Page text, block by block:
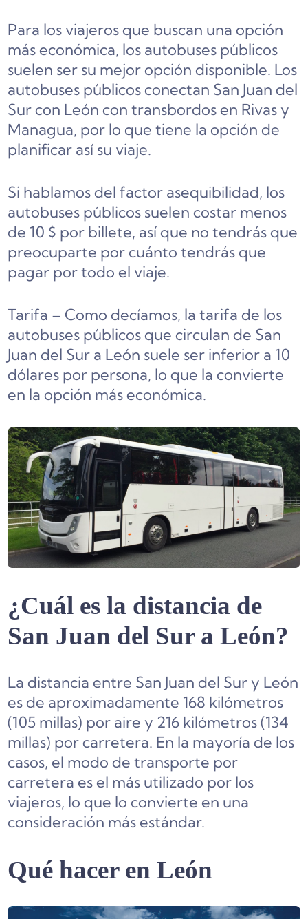
Para los viajeros que buscan una opción
más económica, los autobuses públicos
suelen ser su mejor opción disponible. Los
autobuses públicos conectan San Juan del
Sur con León con transbordos en Rivas y
Managua, por lo que tiene la opción de
planificar así su viaje.
Si hablamos del factor asequibilidad, los
autobuses públicos suelen costar menos
de 10 $ por billete, así que no tendrás que
preocuparte por cuánto tendrás que
pagar por todo el viaje.
Tarifa – Como decíamos, la tarifa de los
autobuses públicos que circulan de San
Juan del Sur a León suele ser inferior a 10
dólares por persona, lo que la convierte
en la opción más económica.
¿Cuál es la distancia de
San Juan del Sur a León?
La distancia entre San Juan del Sur y León
es de aproximadamente 168 kilómetros
(105 millas) por aire y 216 kilómetros (134
millas) por carretera. En la mayoría de los
casos, el modo de transporte por
carretera es el más utilizado por los
viajeros, lo que lo convierte en una
consideración más estándar.
Qué hacer en León